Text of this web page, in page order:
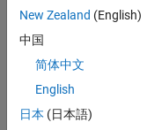
vous
trouvez
pas
d'offre
corresponde
New Zealand (English)
中国
简体中文
English
日本 (日本語)